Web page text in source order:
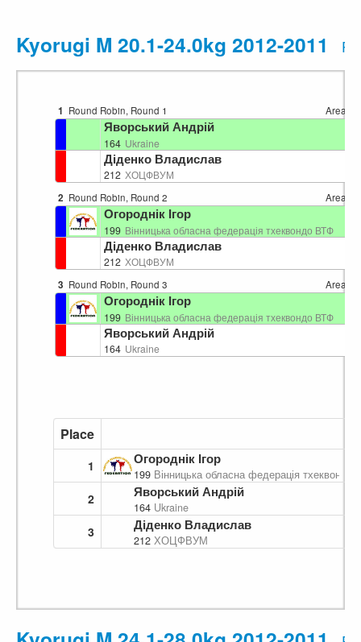
Kyorugi M 20.1-24.0kg 2012-2011
1 Round Robin, Round 1 Area 2
Яворський Андрій
164 Ukraine
Діденко Владислав
212 ХОЦФВУМ
2 Round Robin, Round 2 Area 2
Огороднік Ігор
199 Вінницька обласна федерація тхеквондо ВТФ
Діденко Владислав
212 ХОЦФВУМ
3 Round Robin, Round 3 Area 2
Огороднік Ігор
199 Вінницька обласна федерація тхеквондо ВТФ
Яворський Андрій
164 Ukraine
Place
1 Огороднік Ігор
199 Вінницька обласна федерація тхеквондо
2 Яворський Андрій
164 Ukraine
3 Діденко Владислав
212 ХОЦФВУМ